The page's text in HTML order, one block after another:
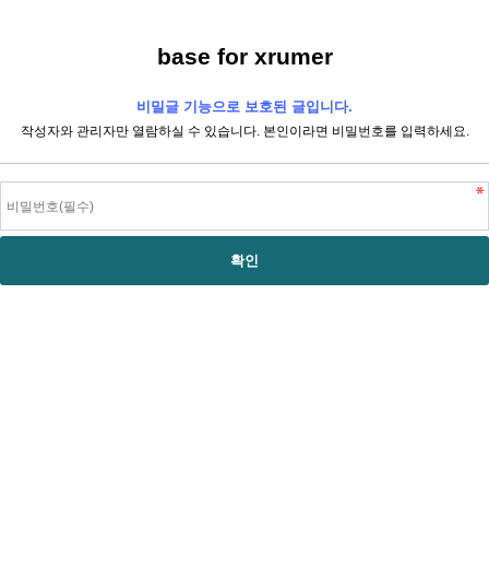
base for xrumer
비밀글 기능으로 보호된 글입니다.
작성자와 관리자만 열람하실 수 있습니다. 본인이라면 비밀번호를 입력하세요.